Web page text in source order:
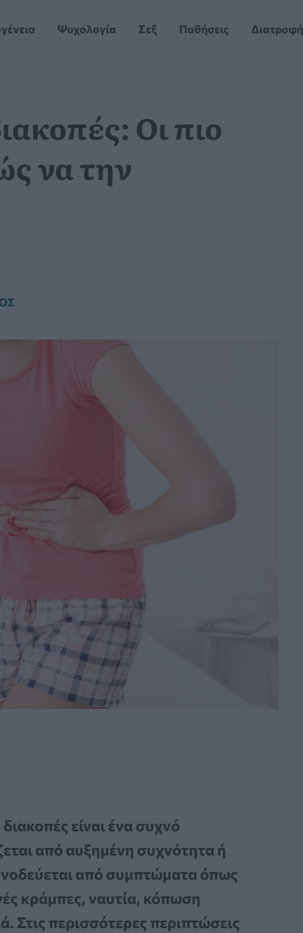
Ψυχολογία Σεξ Παθήσεις Διατροφή
Οι πιο
να την
είναι ένα συχνό
από αυξημένη συχνότητα ή
από συμπτώματα όπως
κράμπες, ναυτία, κόπωση
Στις περισσότερες περιπτώσεις